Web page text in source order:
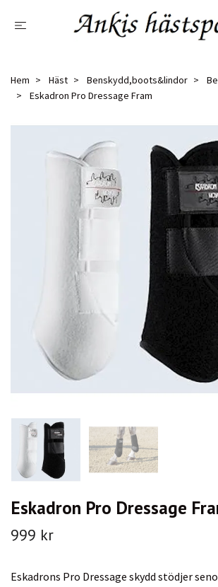
Hem Häst Benskydd,boots&lindor
Eskadron Pro Dressage Fram
Eskadron Pro Dressage
999 kr
Eskadrons Pro Dressage skydd stödjer